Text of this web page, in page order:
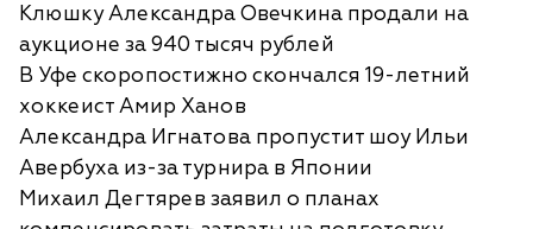
Клюшку Александра Овечкина продали на
аукционе за 940 тысяч рублей
В Уфе скоропостижно скончался 19-летний
хоккеист Амир Ханов
Александра Игнатова пропустит шоу Ильи
Авербуха из-за турнира в Японии
Михаил Дегтярев заявил о планах